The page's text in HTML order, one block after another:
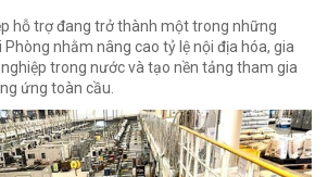
hỗ trợ đang trở thành một trong những
nhằm nâng cao tỷ lệ nội địa hóa, gia
trong nước và tạo nền tảng tham gia
ứng toàn cầu.